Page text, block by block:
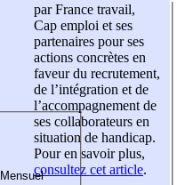
par France travail,
Cap emploi et ses
partenaires pour ses
actions concrètes en
faveur du recrutement,
de l’intégration et de
l’accompagnement de
ses collaborateurs en
situation de handicap.
Pour en savoir plus,
consultez cet article.